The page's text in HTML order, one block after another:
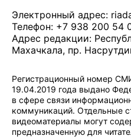
Электронный адрес:
Телефон: +7 938 200 54
Адрес редакции:
Махачкала, пр.
Регистрационный номер
19.04.2019 года выдано
в сфере связи
коммуникаций. Отдельные
видеоматериалы могут
предназначенную для